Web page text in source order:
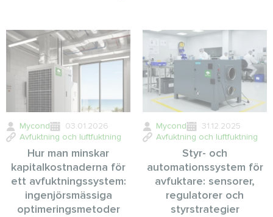
Mycond
03.01.2026
Avfuktning och luftfuktning
Hur man minskar
kapitalkostnaderna för
ett avfuktningssystem:
ingenjörsmässiga
optimeringsmetoder
Mycond
31.12.2025
Avfuktning och luftfuktning
Styr- och
automationssystem för
avfuktare: sensorer,
regulatorer och
styrstrategier